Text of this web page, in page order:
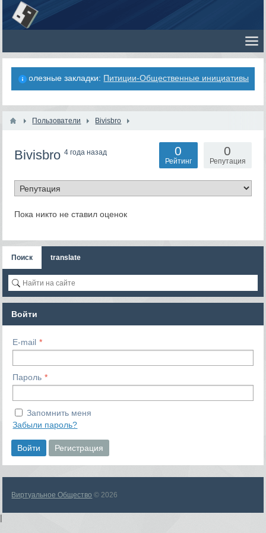
Полезные закладки: Питиции-Общественные инициативы
Пользователи Bivisbro
Bivisbro4 года назад 0
Репутация
0
Рейтинг
Пока никто не ставил оценок
Поиск translate
Войти
E-mail
Пароль
Запомнить меня
Забыли пароль?
Войти Регистрация
Виртуальное Общество © 2026
|